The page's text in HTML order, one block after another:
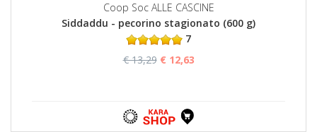
Coop Soc ALLE CASCINE
Siddaddu - pecorino stagionato (600 g)
7
€ 13,29 € 12,63